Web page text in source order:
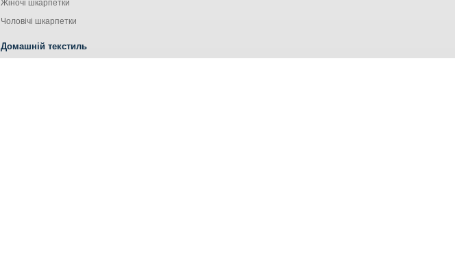
Жіночі шкарпетки
Чоловічі шкарпетки
Домашній текстиль